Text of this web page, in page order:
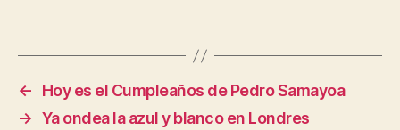
←
Hoy es el Cumpleaños de Pedro Samayoa
→ Ya ondea la azul y blanco en Londres